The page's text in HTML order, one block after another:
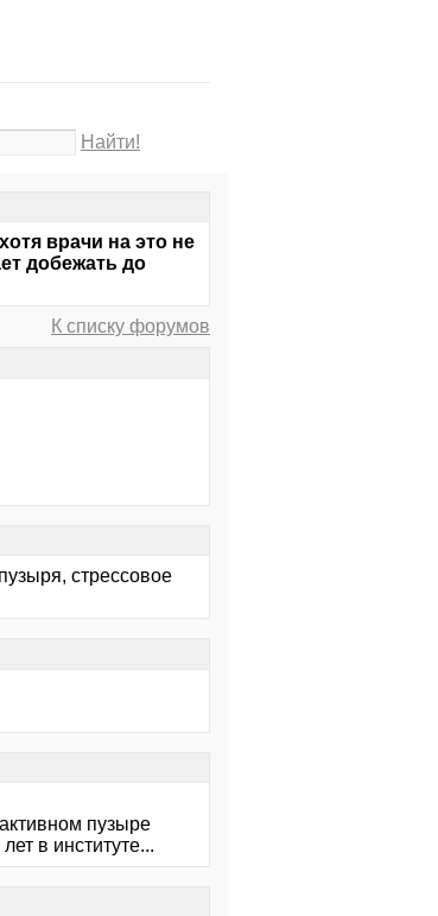
Найти!
врачи на это не
добежать до
К списку форумов
стрессовое
пузыре
в институте...